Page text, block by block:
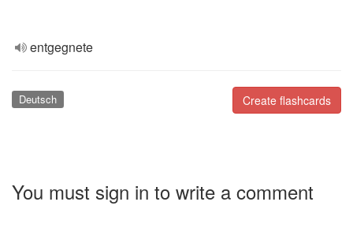
entgegnete
Create flashcards
Deutsch
You must sign in to write a comment